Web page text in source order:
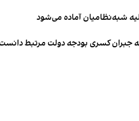
شبه‌نظامیان آماده می‌شود
جبران کسری بودجه دولت مرتبط